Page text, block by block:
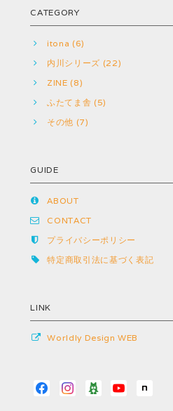
CATEGORY
itona (6)
内川シリーズ (22)
ZINE (8)
ふたてま舎 (5)
その他 (7)
GUIDE
ABOUT
CONTACT
プライバシーポリシー
特定商取引法に基づく表記
LINK
Worldly Design WEB